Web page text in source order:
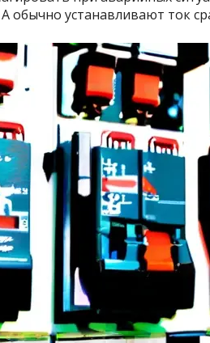
обычно устанавливают ток